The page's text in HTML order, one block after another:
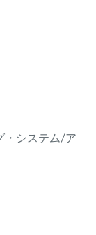
・システム/ア